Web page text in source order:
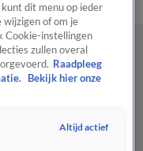
redactiePanelVideo's
dit menu op ieder
wijzigen of om je
Cookie-instellingen
zullen overal
Raadpleeg
Bekijk hier onze
Altijd actief